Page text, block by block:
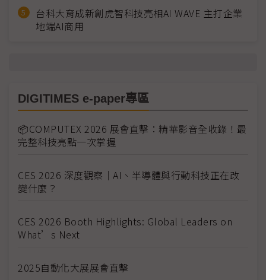
台科大育成新創虎智科技亮相AI WAVE 主打企業
地端AI商用
DIGITIMES e-paper專區
📦COMPUTEX 2026 展會直擊：精華影音全收錄！最
完整科技亮點一次掌握
CES 2026 深度觀察｜AI、半導體與行動科技正在改
變什麼？
CES 2026 Booth Highlights: Global Leaders on
What’s Next
2025自動化大展展會直擊